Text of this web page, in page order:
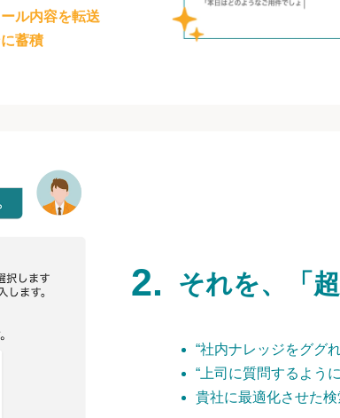
ル内容を転送
蓄積
それを、「
“社内ナレッジをググ
“上司に質問するよう
貴社に最適化させた